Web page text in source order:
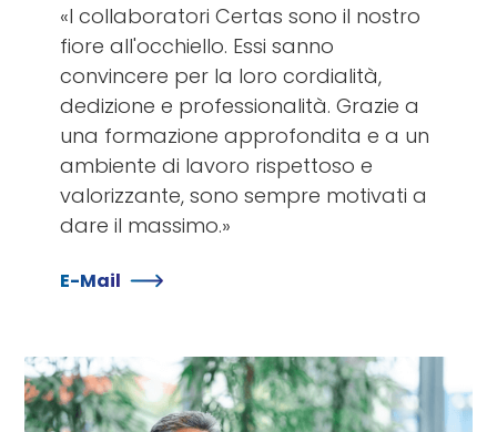
«I collaboratori Certas sono il nostro
fiore all'occhiello. Essi sanno
convincere per la loro cordialità,
dedizione e professionalità. Grazie a
una formazione approfondita e a un
ambiente di lavoro rispettoso e
valorizzante, sono sempre motivati a
dare il massimo.»
E-Mail